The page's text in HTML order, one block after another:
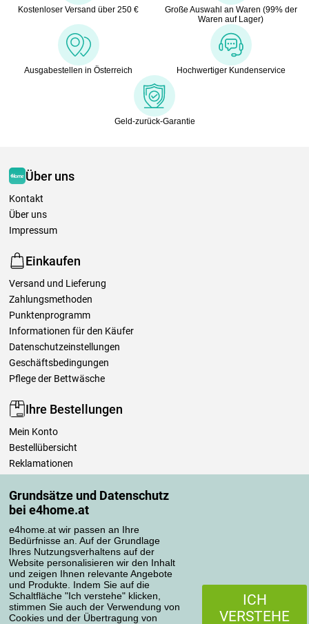
Grundsätze und Datenschutz
bei e4home.at
e4home.at wir passen an Ihre
Bedürfnisse an. Auf der Grundlage
Ihres Nutzungsverhaltens auf der
Website personalisieren wir den Inhalt
und zeigen Ihnen relevante Angebote
und Produkte. Indem Sie auf die
Schaltfläche "Ich verstehe" klicken,
stimmen Sie auch der Verwendung von
Cookies und der Übertragung von
ICH
VERSTEHE
Kostenloser Versand über 250 €
Große Auswahl an Waren (99% der
Waren auf Lager)
Ausgabestellen in Österreich Hochwertiger Kundenservice
Geld-zurück-Garantie
Über uns
Kontakt
Über uns
Impressum
Einkaufen
Versand und Lieferung
Zahlungsmethoden
Punktenprogramm
Informationen für den Käufer
Datenschutzeinstellungen
Geschäftsbedingungen
Pflege der Bettwäsche
Ihre Bestellungen
Mein Konto
Bestellübersicht
Reklamationen
Einfach mehr wissen
Richtlinien zur Verarbeitung von Bewertungen
Transportarten
Zahlungsmethoden